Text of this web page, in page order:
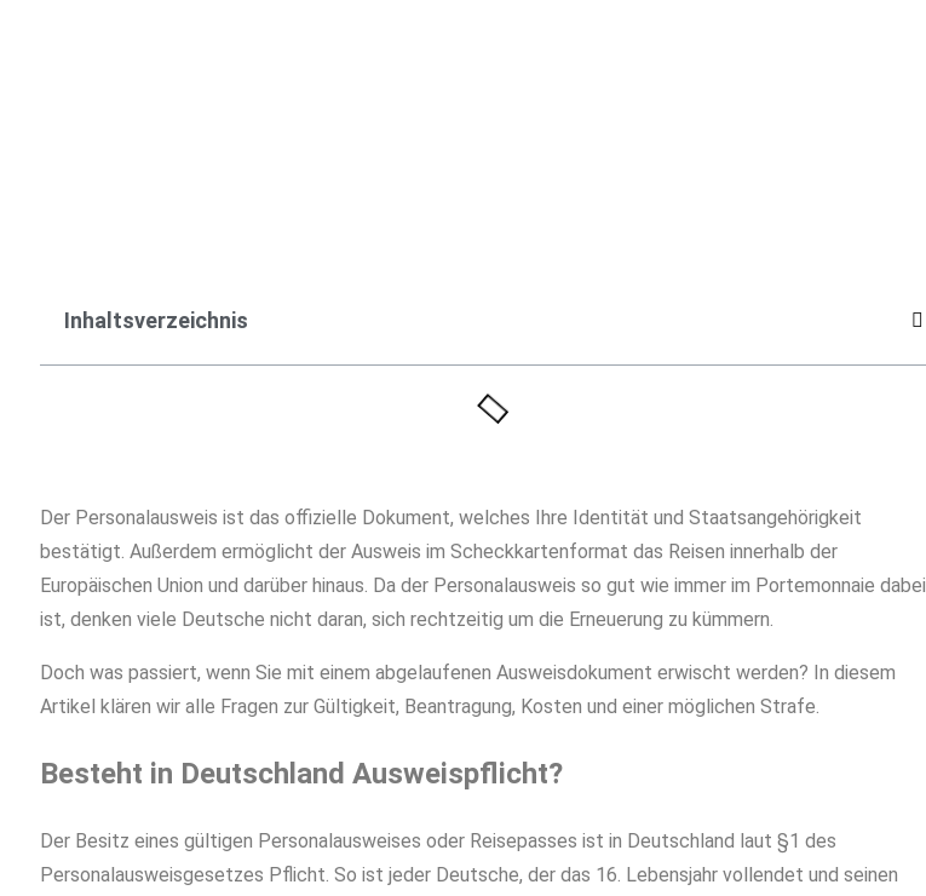
Inhaltsverzeichnis
Der Personalausweis ist das offizielle Dokument, welches Ihre Identität und Staatsangehörigkeit
bestätigt. Außerdem ermöglicht der Ausweis im Scheckkartenformat das Reisen innerhalb der
Europäischen Union und darüber hinaus. Da der Personalausweis so gut wie immer im Portemonnaie dabei
ist, denken viele Deutsche nicht daran, sich rechtzeitig um die Erneuerung zu kümmern.
Doch was passiert, wenn Sie mit einem abgelaufenen Ausweisdokument erwischt werden? In diesem
Artikel klären wir alle Fragen zur Gültigkeit, Beantragung, Kosten und einer möglichen Strafe.
Besteht in Deutschland Ausweispflicht?
Der Besitz eines gültigen Personalausweises oder Reisepasses ist in Deutschland laut §1 des
Personalausweisgesetzes Pflicht. So ist jeder Deutsche, der das 16. Lebensjahr vollendet und seinen